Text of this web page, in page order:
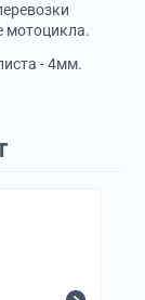
мотоцикла.
- 4мм.